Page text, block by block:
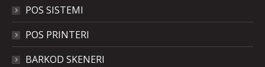
POS SISTEMI
POS PRINTERI
BARKOD SKENERI